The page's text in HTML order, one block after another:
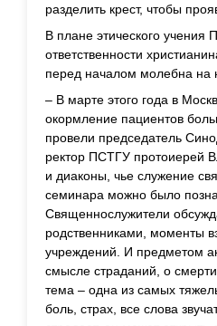
разделить крест, чтобы
В плане этического учения
ответственности
перед началом молебна на
– В марте этого года в
окормление пациентов
провели председатель
ректор ПСТГУ протоиерей
и диаконы, чье служение
семинара можно было
Священнослужители
родственниками, моменты
учреждений. И предметом
смысле страданий, о
тема – одна из самых
боль, страх, все слова